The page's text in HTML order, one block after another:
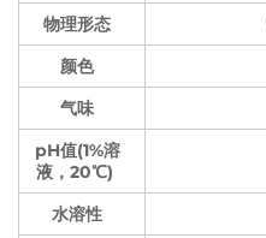
物理形态
颜色
气味
pH值(1%溶
液，20℃)
水溶性